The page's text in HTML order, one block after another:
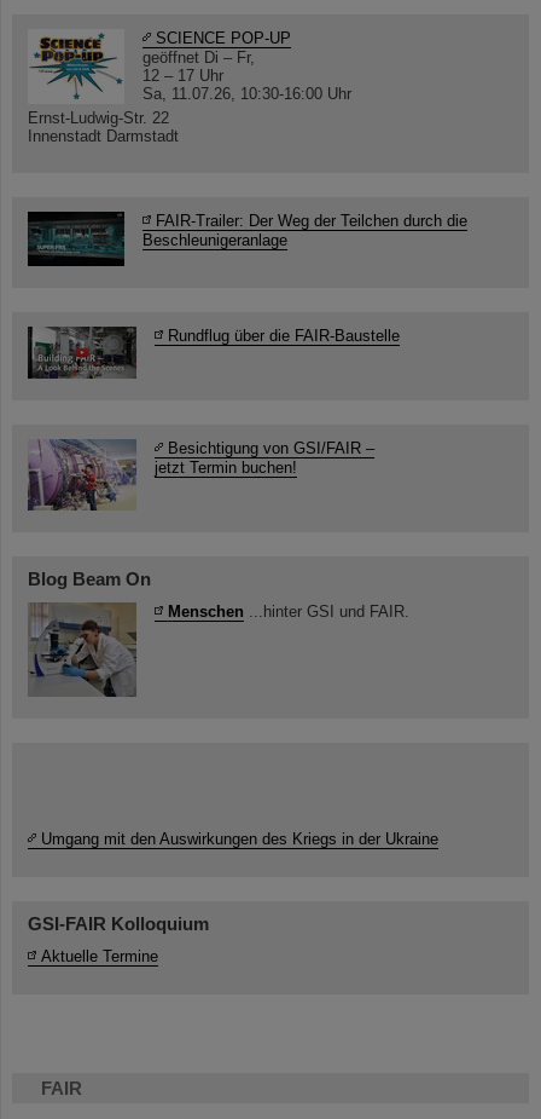
FAIR
SCIENCE POP-UP
geöffnet Di – Fr,
12 – 17 Uhr
Sa, 11.07.26, 10:30-16:00 Uhr
Ernst-Ludwig-Str. 22
Innenstadt Darmstadt
FAIR-Trailer: Der Weg der Teilchen durch die
Beschleunigeranlage
Rundflug über die FAIR-Baustelle
Besichtigung von GSI/FAIR –
jetzt Termin buchen!
Blog Beam On
Menschen ...hinter GSI und FAIR.
Umgang mit den Auswirkungen des Kriegs in der Ukraine
GSI-FAIR Kolloquium
Aktuelle Termine